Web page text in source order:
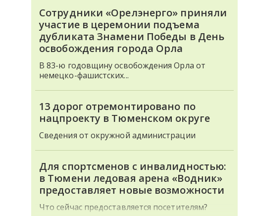
Сотрудники «Орелэнерго» приняли
участие в церемонии подъема
дубликата Знамени Победы в День
освобождения города Орла
В 83-ю годовщину освобождения Орла от
немецко-фашистских...
13 дорог отремонтировано по
нацпроекту в Тюменском округе
Сведения от окружной администрации
Для спортсменов с инвалидностью:
в Тюмени ледовая арена «Водник»
предоставляет новые возможности
Что сейчас предоставляется посетителям?